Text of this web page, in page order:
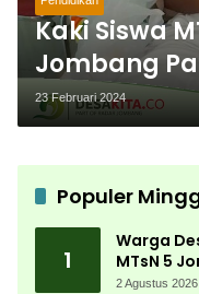
Kaki Siswa
Jombang
Biaya
Dua Pekan
Kediri
23 Februari 2024
Populer
1
Warga
MTsN 5
Almamater
2 Agustus 2026